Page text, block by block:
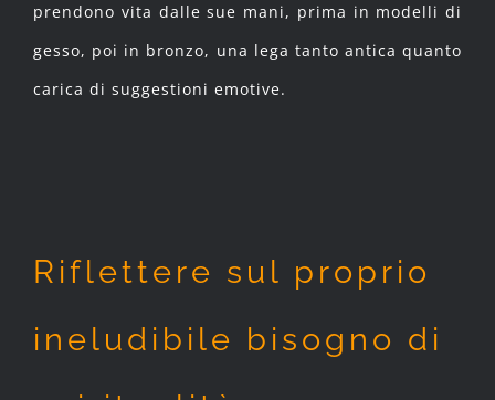
prendono vita dalle sue mani, prima in modelli di
gesso, poi in bronzo, una lega tanto antica quanto
carica di suggestioni emotive.
Riflettere sul proprio
ineludibile bisogno di